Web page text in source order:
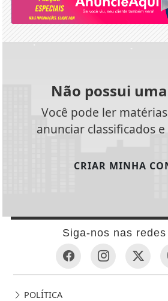
Não possui
Você pode ler
anunciar classificados
CRIAR MINHA
Siga-nos nas
POLÍTICA